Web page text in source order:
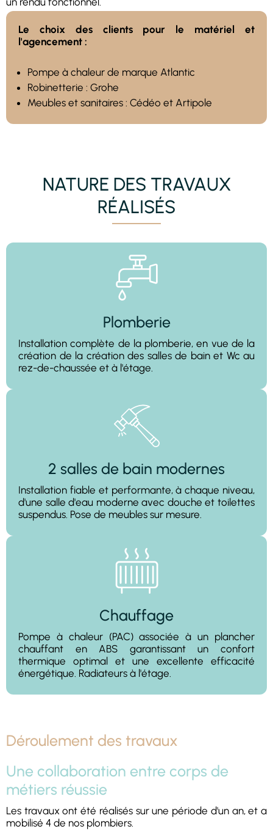
Le choix des clients pour le matériel et
l'agencement :
Pompe à chaleur de marque Atlantic
Robinetterie : Grohe
Meubles et sanitaires : Cédéo et Artipole
NATURE DES TRAVAUX
RÉALISÉS
Plomberie
Installation complète de la plomberie, en vue de la
création de la création des salles de bain et Wc au
rez-de-chaussée et à l'étage.
2 salles de bain modernes
Installation fiable et performante, à chaque niveau,
d'une salle d'eau moderne avec douche et toilettes
suspendus. Pose de meubles sur mesure.
Chauffage
Pompe à chaleur (PAC) associée à un plancher
chauffant en ABS garantissant un confort
thermique optimal et une excellente efficacité
énergétique. Radiateurs à l'étage.
Déroulement des travaux
Une collaboration entre corps de
métiers réussie
Les travaux ont été réalisés sur une période d'un an, et a
mobilisé 4 de nos plombiers.